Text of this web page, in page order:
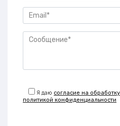
Я даюсогласие на
политикой конфиденциальности